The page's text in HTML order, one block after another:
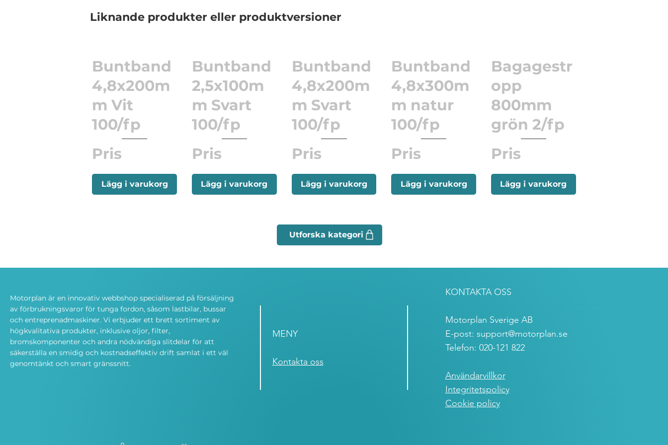
Liknande produkter eller produktversioner
Buntband
4,8x200m
m Vit
100/fp
Pris
Lägg i varukorg
Buntband
2,5x100m
m Svart
100/fp
Pris
Lägg i varukorg
Buntband
4,8x200m
m Svart
100/fp
Pris
Lägg i varukorg
Buntband
4,8x300m
m natur
100/fp
Pris
Lägg i varukorg
Bagagestr
opp
800mm
grön 2/fp
Pris
Lägg i varukorg
Motorplan är en innovativ webbshop specialiserad på försäljning
av förbrukningsvaror för tunga fordon, såsom lastbilar, bussar
och entreprenadmaskiner. Vi erbjuder ett brett sortiment av
högkvalitativa produkter, inklusive oljor, filter,
bromskomponenter och andra nödvändiga slitdelar för att
säkerställa en smidig och kostnadseffektiv drift samlat i ett väl
genomtänkt och smart gränssnitt.
MENY
Kontakta oss
KONTAKTA OSS
Motorplan Sverige AB
E-post: support@motorplan.se
Telefon: 020-121 822
Användarvillkor
Integritetspolicy
Cookie policy